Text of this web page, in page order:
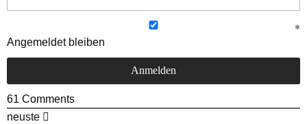
Angemeldet bleiben
61 Comments
neuste